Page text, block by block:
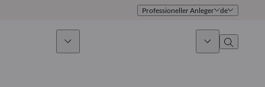
Professioneller Anleger de